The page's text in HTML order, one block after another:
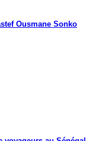
Ousmane Sonko